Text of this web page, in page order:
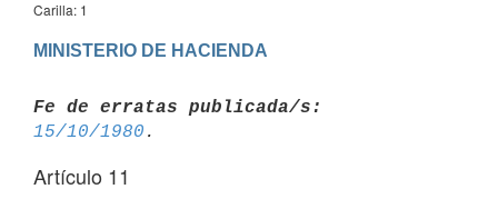
Carilla: 1
MINISTERIO DE HACIENDA
Fe de erratas publicada/s:
15/10/1980
Artículo 11